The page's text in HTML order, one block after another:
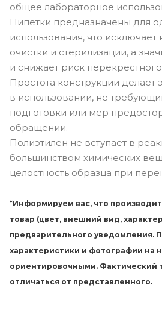
общее лабораторное
Пипетки предназначены для
использования, что
очистки и стерилизации, а
и снижает риск
Простота конструкции делает
в использовании, не
подготовки или мер
обращении.
Полиэтилен не вступает в
большинством химических
целостность образца при
*Информируем вас, что
товар (цвет, внешний вид,
предварительного уведомления.
характеристики и фотографии на
ориентировочными. Фактический
отличаться от представленного.